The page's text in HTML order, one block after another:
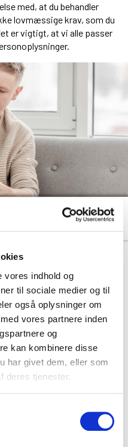
vores indhold og
til sociale medier og til
også oplysninger om
vores partnere inden
og
kan kombinere disse
har givet dem, eller som
deres tjenester.
med, at du behandler
lovmæssige krav, som du
er vigtigt, at vi alle passer
der kan være med til
adresse, telefonnummer,
titel, uddannelse og
er ligeledes oplysning
eller oplysning om
skal du